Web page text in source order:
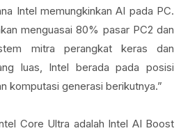
Intel memungkinkan AI pada PC.
menguasai 80% pasar PC2 dan
mitra perangkat keras dan
luas, Intel berada pada posisi
komputasi generasi berikutnya.”
Core Ultra adalah Intel AI Boost